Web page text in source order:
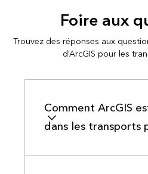
Foire aux
Trouvez des réponses aux
d’ArcGIS pour les
Comment ArcGIS
dans les transports